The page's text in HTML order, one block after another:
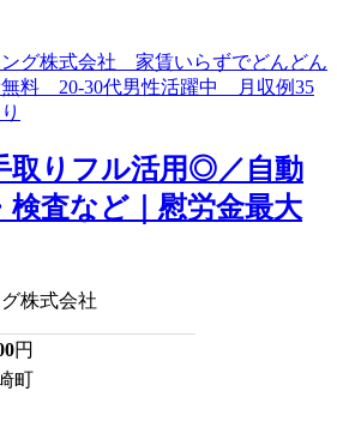
取りフル活用◎／自動
検査など｜慰労金最大
株式会社
円
町